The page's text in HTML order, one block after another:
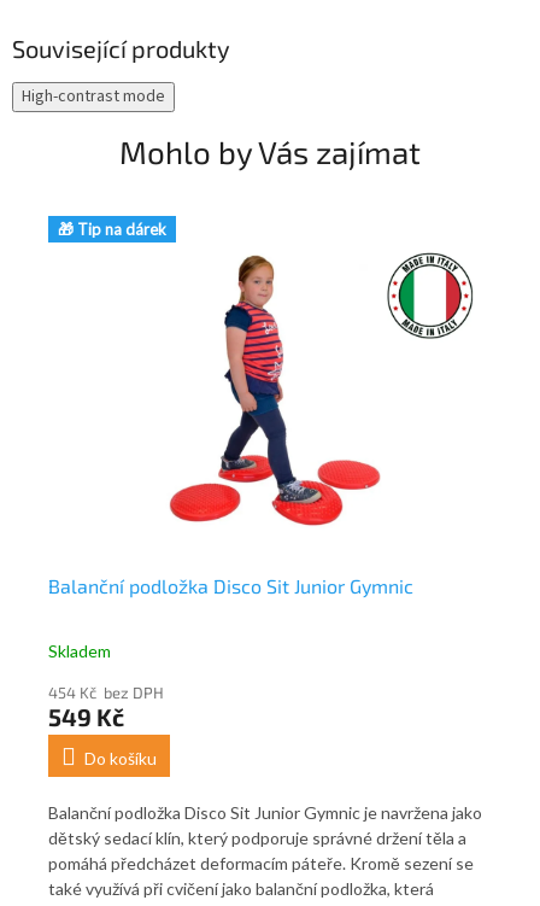
Související produkty
High-contrast mode
Mohlo by Vás zajímat
🎁 Tip na dárek
Balanční podložka Disco Sit Junior Gymnic
Skladem
454 Kč bez DPH
549 Kč
Do košíku
Balanční podložka Disco Sit Junior Gymnic je navržena jako
dětský sedací klín, který podporuje správné držení těla a
pomáhá předcházet deformacím páteře. Kromě sezení se
také využívá při cvičení jako balanční podložka, která